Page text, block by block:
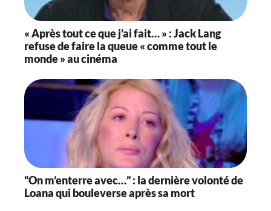
« Après tout ce que j’ai fait… » : Jack Lang
refuse de faire la queue « comme tout le
monde » au cinéma
“On m’enterre avec…” : la dernière volonté de
Loana qui bouleverse après sa mort